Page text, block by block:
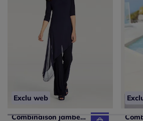
Exclu web
Combinaison jambes larges avec encolure Carmen et manches élégantes